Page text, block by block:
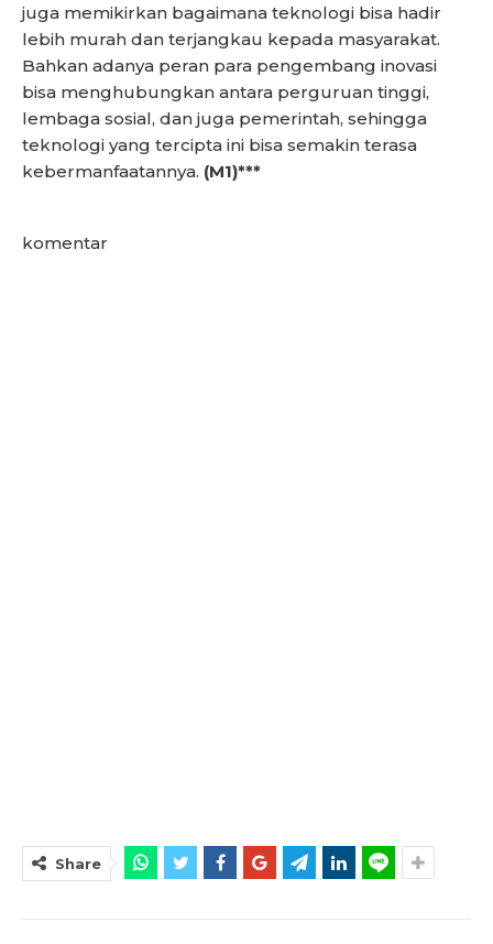
juga memikirkan bagaimana teknologi bisa hadir
lebih murah dan terjangkau kepada masyarakat.
Bahkan adanya peran para pengembang inovasi
bisa menghubungkan antara perguruan tinggi,
lembaga sosial, dan juga pemerintah, sehingga
teknologi yang tercipta ini bisa semakin terasa
kebermanfaatannya. (M1)***
komentar
Share